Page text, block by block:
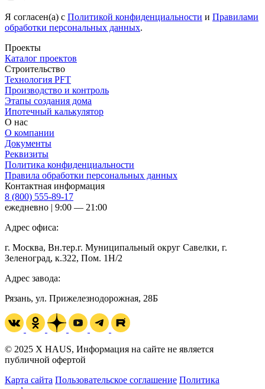
Я согласен(а) с Политикой конфиденциальности и Правилами
обработки персональных данных.
Проекты
Каталог проектов
Строительство
Технология PFT
Производство и контроль
Этапы создания дома
Ипотечный калькулятор
О нас
О компании
Документы
Реквизиты
Политика конфиденциальности
Правила обработки персональных данных
Контактная информация
8 (800) 555-89-17
ежедневно | 9:00 — 21:00
Адрес офиса:
г. Москва, Вн.тер.г. Муниципальный округ Савелки, г.
Зеленоград, к.322, Пом. 1Н/2
Адрес завода:
Рязань, ул. Прижелезнодорожная, 28Б
© 2025 X HAUS, Информация на сайте не является
публичной офертой
Карта сайта Пользовательское соглашение Политика